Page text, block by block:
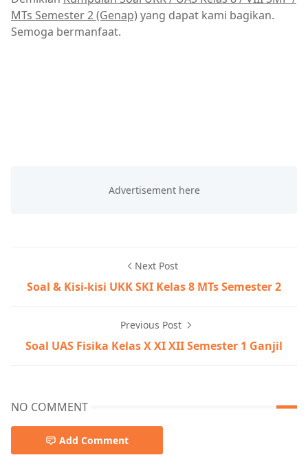
MTs Semester 2 (Genap) yang dapat kami bagikan.
Semoga bermanfaat.
Next Post
Soal & Kisi-kisi UKK SKI Kelas 8 MTs Semester 2
Previous Post
Soal UAS Fisika Kelas X XI XII Semester 1 Ganjil
NO COMMENT
Add Comment